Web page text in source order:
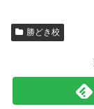
勝どき校